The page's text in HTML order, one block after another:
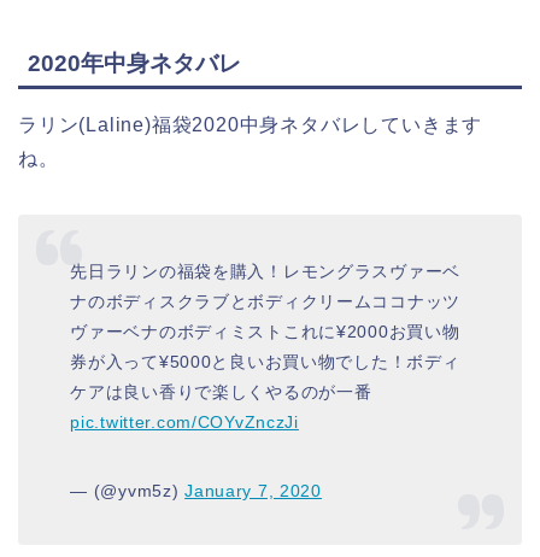
2020年中身ネタバレ
ラリン(Laline)福袋2020中身ネタバレしていきます
ね。
先日ラリンの福袋を購入！レモングラスヴァーベ
ナのボディスクラブとボディクリームココナッツ
ヴァーベナのボディミストこれに¥2000お買い物
券が入って¥5000と良いお買い物でした！ボディ
ケアは良い香りで楽しくやるのが一番
pic.twitter.com/COYvZnczJi
— (@yvm5z)January 7, 2020